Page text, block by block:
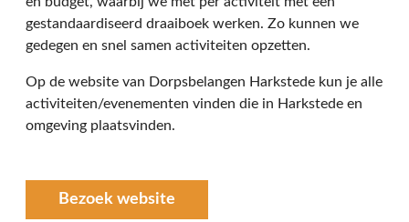
gestandaardiseerd draaiboek werken. Zo kunnen we
gedegen en snel samen activiteiten opzetten.
Op de website van Dorpsbelangen Harkstede kun je alle
activiteiten/evenementen vinden die in Harkstede en
omgeving plaatsvinden.
Bezoek website